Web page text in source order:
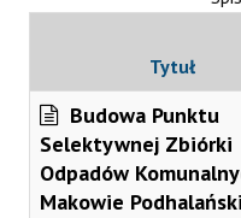
Tytuł
Budowa Punktu
Selektywnej Zbiórki
Odpadów
Makowie